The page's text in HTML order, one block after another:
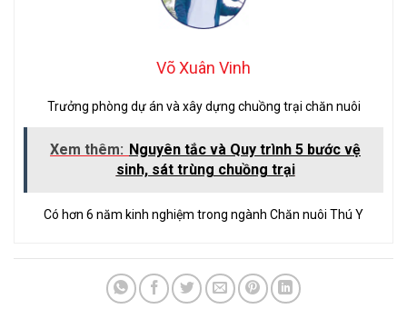
Võ Xuân Vinh
Trưởng phòng dự án và xây dựng chuồng trại chăn nuôi
Xem thêm: Nguyên tắc và Quy trình 5 bước vệ
sinh, sát trùng chuồng trại
Có hơn 6 năm kinh nghiệm trong ngành Chăn nuôi Thú Y